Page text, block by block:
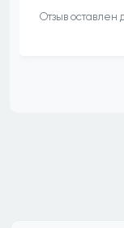
Отзыв оставлен